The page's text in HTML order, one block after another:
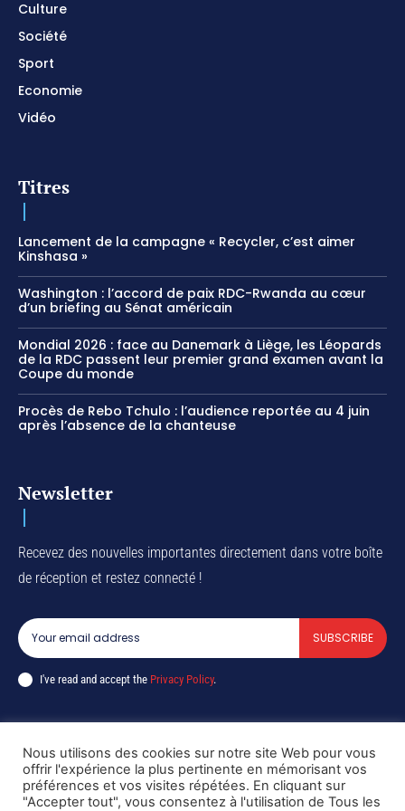
Culture
Société
Sport
Economie
Vidéo
Titres
Lancement de la campagne « Recycler, c’est aimer
Kinshasa »
Washington : l’accord de paix RDC-Rwanda au cœur
d’un briefing au Sénat américain
Mondial 2026 : face au Danemark à Liège, les Léopards
de la RDC passent leur premier grand examen avant la
Coupe du monde
Procès de Rebo Tchulo : l’audience reportée au 4 juin
après l’absence de la chanteuse
Newsletter
Recevez des nouvelles importantes directement dans votre boîte
de réception et restez connecté !
SUBSCRIBE
I've read and accept the Privacy Policy.
Copyright © DiaspoRDC. All rights reserved
Nous utilisons des cookies sur notre site Web pour vous
offrir l'expérience la plus pertinente en mémorisant vos
préférences et vos visites répétées. En cliquant sur
"Accepter tout", vous consentez à l'utilisation de Tous les